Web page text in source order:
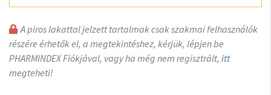
A piros lakattal jelzett tartalmak csak szakmai felhasználók
részére érhetők el, a megtekintéshez, kérjük, lépjen be
PHARMINDEX Fiókjával, vagy ha még nem regisztrált, itt
megteheti!